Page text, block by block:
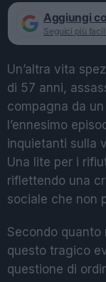
Aggiungi
Seguici più
Un’altra vita
di 57 anni,
compagna da
l’ennesimo
inquietanti sulla
Una lite per i
riflettendo una
sociale che non
Secondo quanto
questo tragico
questione di